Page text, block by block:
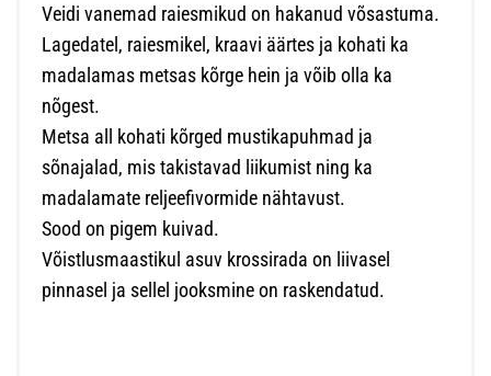
Veidi vanemad raiesmikud on hakanud võsastuma.
Lagedatel, raiesmikel, kraavi äärtes ja kohati ka
madalamas metsas kõrge hein ja võib olla ka
nõgest.
Metsa all kohati kõrged mustikapuhmad ja
sõnajalad, mis takistavad liikumist ning ka
madalamate reljeefivormide nähtavust.
Sood on pigem kuivad.
Võistlusmaastikul asuv krossirada on liivasel
pinnasel ja sellel jooksmine on raskendatud.